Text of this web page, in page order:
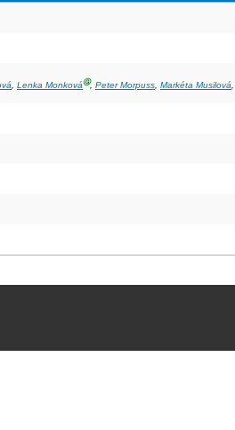
, Lenka MonkováⒼ, Peter Morpuss, Markéta Musilová,